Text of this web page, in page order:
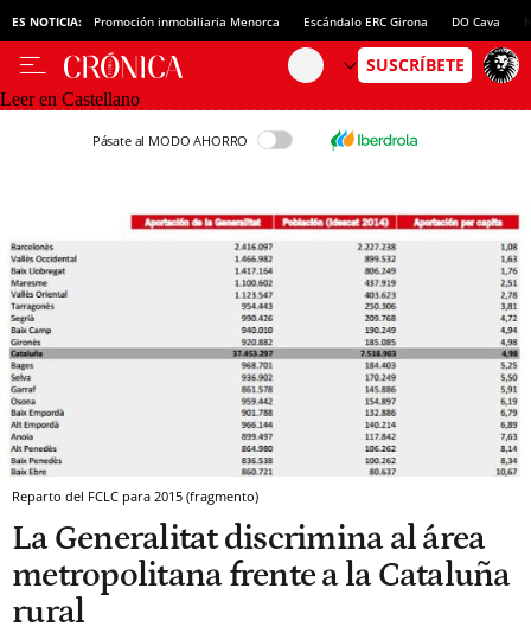
ES NOTICIA: Promoción inmobiliaria Menorca Escándalo ERC Girona DO Cava
Leer en Castellano
Pásate al MODO AHORRO
Reparto del FCLC para 2015 (fragmento)
La Generalitat discrimina al área
metropolitana frente a la Cataluña
rural